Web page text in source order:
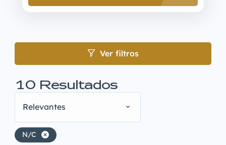
Ver filtros
10 Resultados
Relevantes
N/C